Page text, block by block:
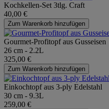
Kochkellen-Set 3tlg. Craft
40,00 €
Zum Warenkorb hinzufügen
Gourmet-Profitopf aus Gusseisen
26 cm - 2.2L
325,00 €
Zum Warenkorb hinzufügen
Einkochtopf aus 3-ply Edelstahl
30 cm - 9.3L
259,00 €